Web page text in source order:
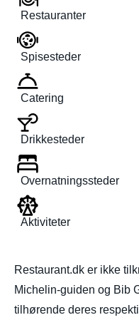
Restauranter
Spisesteder
Catering
Drikkesteder
Overnatningssteder
Aktiviteter
Restaurant.dk er ikke
Michelin-guiden og Bib
tilhørende deres